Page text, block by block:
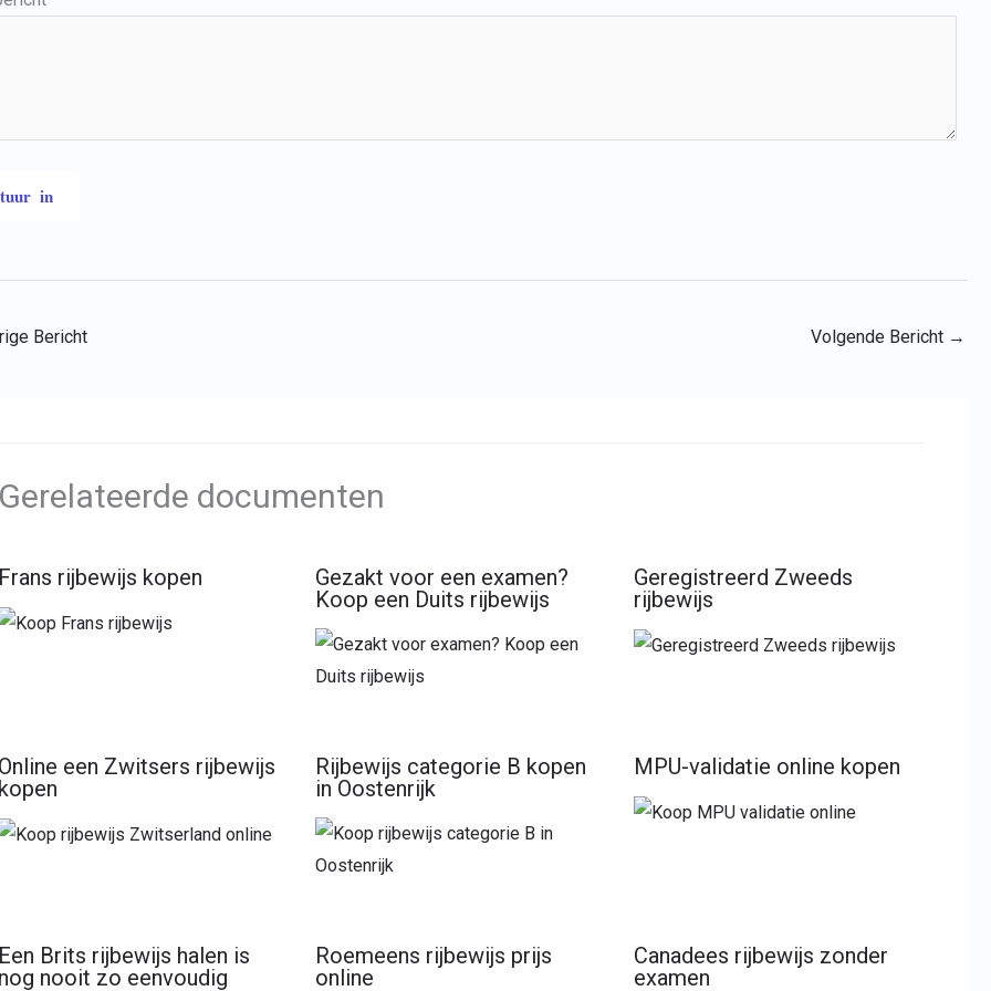
Bericht Volgende Bericht →
Gerelateerde documenten
Frans rijbewijs kopen
Gezakt voor een examen?
Koop een Duits rijbewijs
Geregistreerd Zweeds
rijbewijs
Online een Zwitsers rijbewijs
kopen
Rijbewijs categorie B kopen
in Oostenrijk
MPU-validatie online kopen
Een Brits rijbewijs halen is
nog nooit zo eenvoudig
Roemeens rijbewijs prijs
online
Canadees rijbewijs zonder
examen